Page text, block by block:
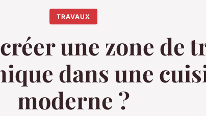
TRAVAUX
une zone de
dans une
moderne ?